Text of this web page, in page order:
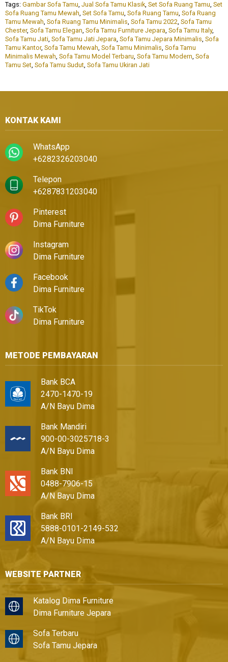
Tags: Gambar Sofa Tamu, Jual Sofa Tamu Klasik, Set Sofa Ruang Tamu, Set
Sofa Ruang Tamu Mewah, Set Sofa Tamu, Sofa Ruang Tamu, Sofa Ruang
Tamu Mewah, Sofa Ruang Tamu Minimalis, Sofa Tamu 2022, Sofa Tamu
Chester, Sofa Tamu Elegan, Sofa Tamu Furniture Jepara, Sofa Tamu Italy,
Sofa Tamu Jati, Sofa Tamu Jati Jepara, Sofa Tamu Jepara Minimalis, Sofa
Tamu Kantor, Sofa Tamu Mewah, Sofa Tamu Minimalis, Sofa Tamu
Minimalis Mewah, Sofa Tamu Model Terbaru, Sofa Tamu Modern, Sofa
Tamu Set, Sofa Tamu Sudut, Sofa Tamu Ukiran Jati
KONTAK KAMI
WhatsApp
+6282326203040
Telepon
+6287831203040
Pinterest
Dima Furniture
Instagram
Dima Furniture
Facebook
Dima Furniture
TikTok
Dima Furniture
METODE PEMBAYARAN
Bank BCA
2470-1470-19
A/N Bayu Dima
Bank Mandiri
900-00-3025718-3
A/N Bayu Dima
Bank BNI
0488-7906-15
A/N Bayu Dima
Bank BRI
5888-0101-2149-532
A/N Bayu Dima
WEBSITE PARTNER
Katalog Dima Furniture
Dima Furniture Jepara
Sofa Terbaru
Sofa Tamu Jepara